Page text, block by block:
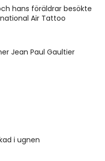
hans föräldrar besökte
Air Tattoo
Jean Paul Gaultier
i ugnen